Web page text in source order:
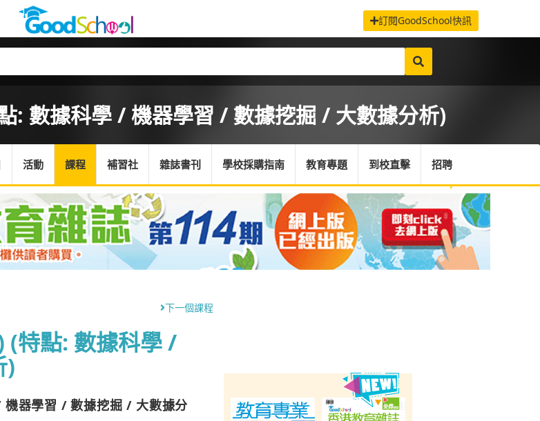
訂閱GoodSchool快訊
: 數據科學 / 機器學習 / 數據挖掘 / 大數據分析)
首頁 / 課程
活動 課程 補習社 雜誌書刊 學校採購指南 教育專題 到校直擊 招聘
下一個課程
(特點: 數據科學 /
)
器學習 / 數據挖掘 / 大數據分